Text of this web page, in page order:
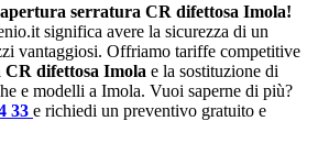
serratura CR difettosa Imola!
significa avere la sicurezza di un
vantaggiosi. Offriamo tariffe competitive
difettosa Imola e la sostituzione di
e modelli a Imola. Vuoi saperne di più?
33 e richiedi un preventivo gratuito e